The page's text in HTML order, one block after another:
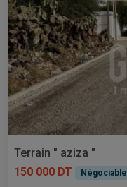
Terrain " aziza "
150 000 DT
Négociable